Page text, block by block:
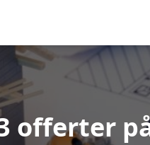
offerter